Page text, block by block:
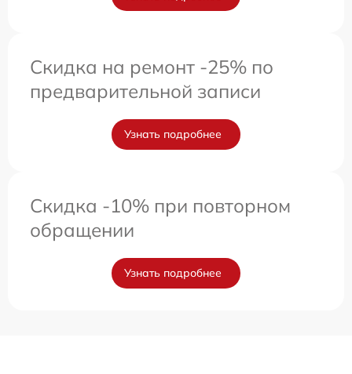
Скидка на ремонт -25% по
предварительной записи
Узнать подробнее
Скидка -10% при повторном
обращении
Узнать подробнее